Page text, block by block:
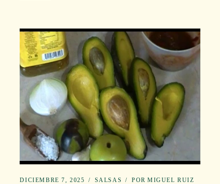
DICIEMBRE 7, 2025 SALSAS POR MIGUEL RUIZ